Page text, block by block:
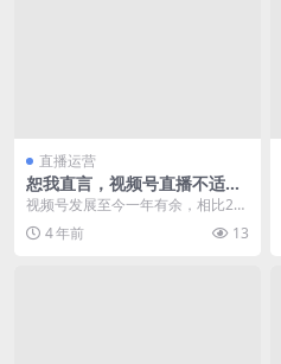
直播运营
恕我直言，视频号直播不适合
你
视频号发展至今一年有余，相比20
18年前后发迹的快手、抖音，确实
还年轻，而202...
4 年前 13